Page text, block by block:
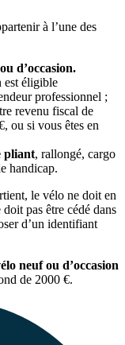
à l’une des
d’occasion.
est éligible
professionnel ;
revenu fiscal de
ou si vous êtes en
pliant, rallongé, cargo
handicap.
le vélo ne doit en
pas être cédé dans
d’un identifiant
neuf ou d’occasion
de 2000 €.